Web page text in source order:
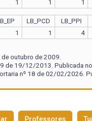
1 1 1
LB_PCD LB_PPI
1 1 4
outubro de 2009.
de 19/12/2013. Publicada
nº 18 de 02/02/2026.
Professores